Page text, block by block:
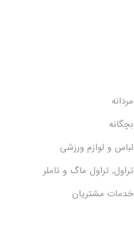
مردانه
بچگانه
لباس و لوازم ورزشی
تراول, تراول ماگ و تاملر
خدمات مشتریان